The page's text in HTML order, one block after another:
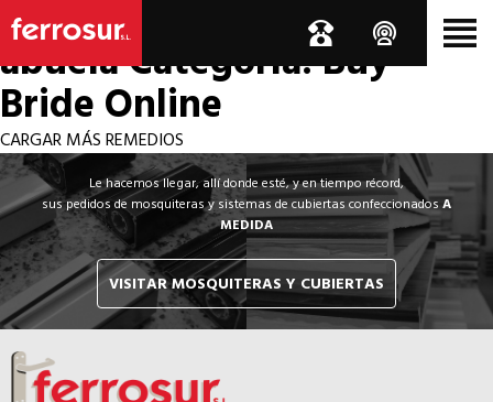
Los por si acaso de la
abuelaCategoría: Buy
Bride Online
CARGAR MÁS REMEDIOS
Le hacemos llegar, allí donde esté, y en tiempo récord,
sus pedidos de mosquiteras y sistemas de cubiertas confeccionadosA
MEDIDA
VISITAR MOSQUITERAS Y CUBIERTAS